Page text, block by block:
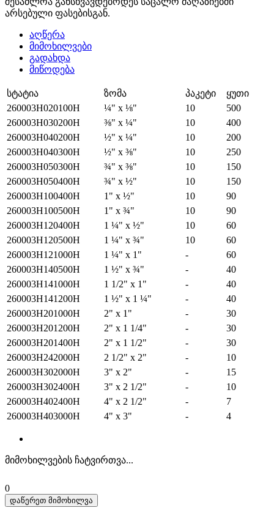
არსებული ფასებისგან.
აღწერა
მიმოხილვები
გადახდა
მიწოდება
სტატია ზომა პაკეტი
ყუთი
260003H020100H
¼" x ⅛" 10
500
260003H030200H
⅜" x ¼" 10
400
260003H040200H
½" x ¼" 10
200
260003H040300H
½" x ⅜" 10
250
260003H050300H
¾" x ⅜" 10
150
260003H050400H
¾" x ½" 10
150
260003H100400H
1" x ½" 10
90
260003H100500H
1" x ¾" 10
90
260003H120400H
1 ¼" x ½" 10
60
260003H120500H
1 ¼" x ¾" 10
60
260003H121000H
1 ¼" x 1" -
60
260003H140500H
1 ½" x ¾" -
40
260003H141000H
1 1/2" x 1" -
40
260003H141200H
1 ½" x 1 ¼" -
40
260003H201000H
2" x 1" -
30
260003H201200H
2" x 1 1/4" -
30
260003H201400H
2" x 1 1/2" -
30
260003H242000H
2 1/2" x 2" -
10
260003H302000H
3" x 2" -
15
260003H302400H
3" x 2 1/2" -
10
260003H402400H
4" x 2 1/2" -
7
260003H403000H
4" x 3" - 4
მიმოხილვების ჩატვირთვა...
0
დაწერეთ მიმოხილვა